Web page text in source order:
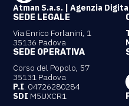
Atman S.a.s. | Agenzia
SEDE LEGALE
Via Enrico Forlanini, 1
35136 Padova
SEDE OPERATIVA
Corso del Popolo, 57
35131 Padova
P.I. 04726280284
SDI M5UXCR1